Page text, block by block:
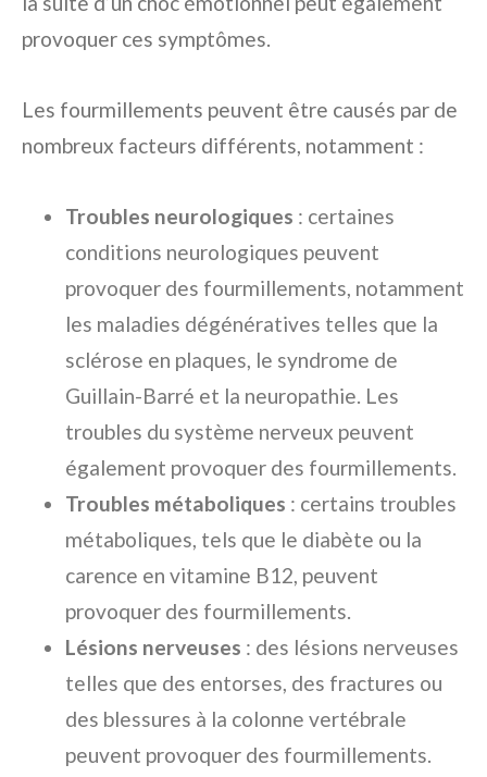
provoquer ces symptômes.
Les fourmillements peuvent être causés par de
nombreux facteurs différents, notamment :
Troubles neurologiques : certaines
conditions neurologiques peuvent
provoquer des fourmillements, notamment
les maladies dégénératives telles que la
sclérose en plaques, le syndrome de
Guillain-Barré et la neuropathie. Les
troubles du système nerveux peuvent
également provoquer des fourmillements.
Troubles métaboliques : certains troubles
métaboliques, tels que le diabète ou la
carence en vitamine B12, peuvent
provoquer des fourmillements.
Lésions nerveuses : des lésions nerveuses
telles que des entorses, des fractures ou
des blessures à la colonne vertébrale
peuvent provoquer des fourmillements.